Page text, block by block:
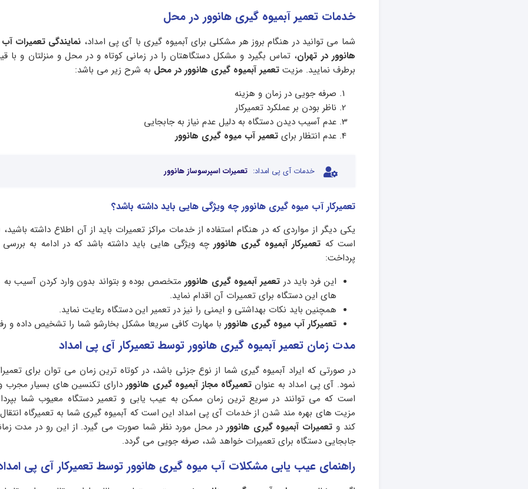
خدمات تعمیر آبمیوه گیری هانوور در محل
شما می توانید در هنگام بروز هر مشکلی برای آبمیوه گیری با آی پی امداد، نمایندگی تعمیرات
هانوور در تهران، تماس بگیرد و مشکل دستگاهتان را در زمانی کوتاه و در محل و منزلتان و با
برطرف نمایید. مزیتتعمیر آبمیوه گیری هانوور در محل به شرح زیر می باشد:
صرفه جویی در زمان و هزینه
ناظر بودن بر عملکرد تعمیرکار
عدم آسیب دیدن دستگاه به دلیل عدم نیاز به جابجایی
عدم انتظار برایتعمیر آب میوه گیری هانوور
خدمات آی پی امداد: تعمیرات اسپرسوساز هانوور
تعمیرکار آب میوه گیری هانوور چه ویژگی هایی باید داشته باشد؟
یکی دیگر از مواردی که در هنگام استفاده از خدمات مراکز تعمیرات باید از آن اطلاع داشته
است که تعمیرکار آبمیوه گیری هانوورچه ویژگی هایی باید داشته باشد که در ادامه به
پرداخت:
این فرد باید در تعمیر آبمیوه گیری هانوور متخصص بوده و بتواند بدون وارد کردن آسیب
های این دستگاه برای تعمیرات آن اقدام نماید.
همچنین باید نکات بهداشتی و ایمنی را نیز در تعمیر این دستگاه رعایت نماید.
تعمیرکار آب میوه گیری هانوور با مهارت کافی سریعا مشکل بخارشو شما را تشخیص داده و
مدت زمان تعمیر آبمیوه گیری هانوور توسط تعمیرکار آی پی امداد
در صورتی که ایراد آبمیوه گیری شما از نوع جزئی باشد، در کوتاه ترین زمان می توان برای
نمود. آی پی امداد به عنوان تعمیرگاه مجاز آبمیوه گیری هانووردارای تکنسین های بسیار
است که می توانند در سریع ترین زمان ممکن به عیب یابی و تعمیر دستگاه معیوب شما
مزیت­ های بهره مند شدن از خدمات آی پی امداد این است که آبمیوه گیری شما به تعمیرگاه
کند و تعمیرات آبمیوه گیری هانوور در محل مورد نظر شما صورت می­ گیرد. از این رو در مدت
جابجایی دستگاه برای تعمیرات خواهد شد، صرفه جویی می گردد.
راهنمای عیب یابی مشکلات آب میوه گیری هانوور توسط تعمیرکار آی پی